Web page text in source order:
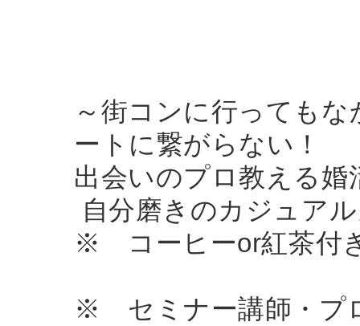
～街コンに行っても
ートに繋がらない！
出会いのプロ教える
自分磨きのカジュア
※ コーヒーor紅茶付
※ セミナー講師・プ